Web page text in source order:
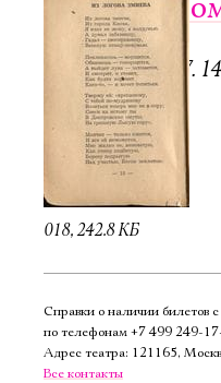
четырех
Регенсбург, 1947.
018, 242.8 КБ
Справки о наличии билетов
по телефонам +7 499
Адрес театра: 121165,
Все контакты